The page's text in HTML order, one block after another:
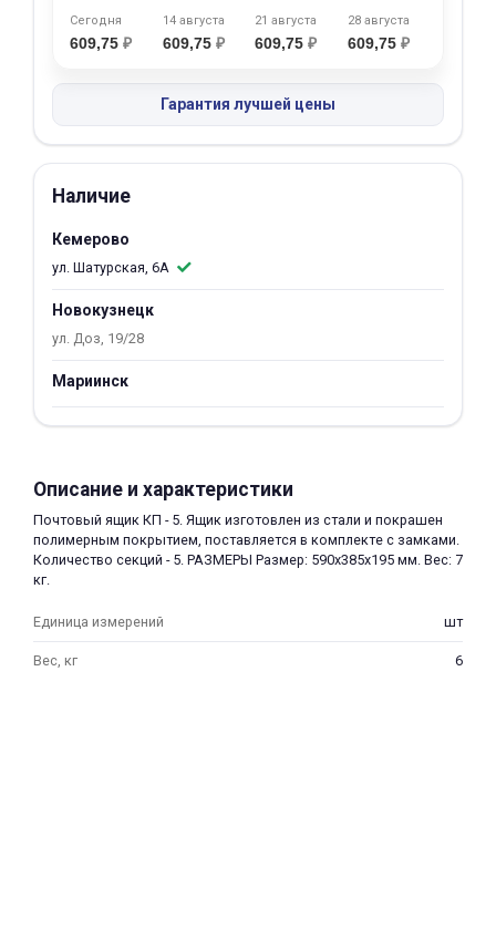
Сегодня
609,75 ₽
14 августа
609,75 ₽
21 августа
609,75 ₽
28 августа
609,75 ₽
Гарантия лучшей цены
Наличие
Кемерово
ул. Шатурская, 6А
Новокузнецк
ул. Доз, 19/28
Мариинск
Описание и характеристики
Почтовый ящик КП - 5. Ящик изготовлен из стали и покрашен
полимерным покрытием, поставляется в комплекте с замками.
Количество секций - 5. РАЗМЕРЫ Размер: 590х385х195 мм. Вес: 7
кг.
Единица измерений шт
Вес, кг 6
об оплате Плайтом
25
8 800 302-02-51